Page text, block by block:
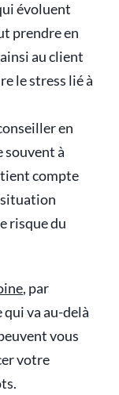
évoluent
prendre en
au client
le stress lié à
en
à
compte
situation
risque du
, par
va au-delà
vous
votre